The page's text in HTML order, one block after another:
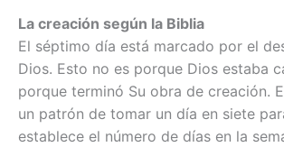
La creación según la Biblia
El séptimo día está marcado por el
Dios. Esto no es porque Dios estaba
porque terminó Su obra de creación.
un patrón de tomar un día en siete
establece el número de días en la